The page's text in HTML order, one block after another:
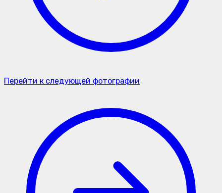
Перейти к следующей фотографии